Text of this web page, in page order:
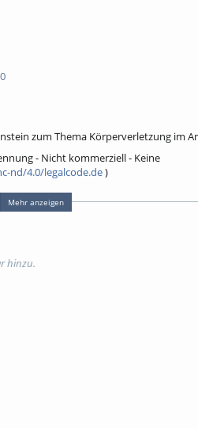
zum Thema Körperverletzung im
- Nicht kommerziell - Keine
nd/4.0/legalcode.de)
/ HSPV NRW, CC BY-NC-ND 4.0"
Mehr anzeigen
hinzu.